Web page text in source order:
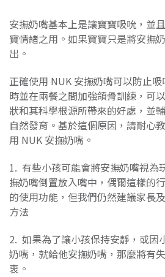
安撫奶嘴基本上是讓寶寶吸吮，並
寶情緒之用。如果寶寶只是將安撫
出。
正確使用 NUK 安撫奶嘴可以防止
時並在兩餐之間加強頜骨訓練，可
狀和其科學根源所帶來的好處，並
自然發育。基於這個原因，請耐心
用 NUK 安撫奶嘴。
1. 有些小孩可能會將安撫奶嘴視為
撫奶嘴倒置放入嘴中，偶爾這樣的
的使用功能，但我們仍然建議家長
方法
2. 如果為了讓小孩保持安靜，或因
奶嘴，就給他安撫奶嘴，那麼將有
衷。